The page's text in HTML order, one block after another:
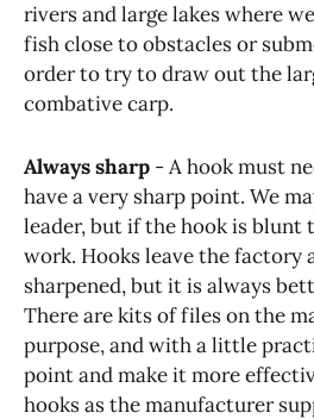
rivers and large lakes where
fish close to obstacles or
order to try to draw out the
combative carp.
Always sharp - A hook must
have a very sharp point. We
leader, but if the hook is blunt
work. Hooks leave the factory
sharpened, but it is always
There are kits of files on the
purpose, and with a little
point and make it more
hooks as the manufacturer